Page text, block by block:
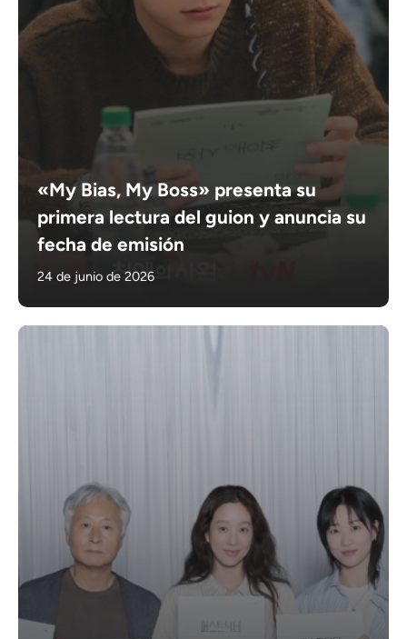
«My Bias, My Boss» presenta su
primera lectura del guion y anuncia su
fecha de emisión
24 de junio de 2026